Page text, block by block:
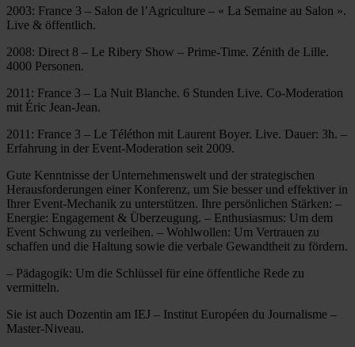
2003: France 3 – Salon de l’Agriculture – « La Semaine au Salon ».
Live & öffentlich.
2008: Direct 8 – Le Ribery Show – Prime-Time. Zénith de Lille.
4000 Personen.
2011: France 3 – La Nuit Blanche. 6 Stunden Live. Co-Moderation
mit Éric Jean-Jean.
2011: France 3 – Le Téléthon mit Laurent Boyer. Live. Dauer: 3h. –
Erfahrung in der Event-Moderation seit 2009.
Gute Kenntnisse der Unternehmenswelt und der strategischen
Herausforderungen einer Konferenz, um Sie besser und effektiver in
Ihrer Event-Mechanik zu unterstützen. Ihre persönlichen Stärken: –
Energie: Engagement & Überzeugung. – Enthusiasmus: Um dem
Event Schwung zu verleihen. – Wohlwollen: Um Vertrauen zu
schaffen und die Haltung sowie die verbale Gewandtheit zu fördern.
– Pädagogik: Um die Schlüssel für eine öffentliche Rede zu
vermitteln.
Sie ist auch Dozentin am IEJ – Institut Européen du Journalisme –
Master-Niveau.